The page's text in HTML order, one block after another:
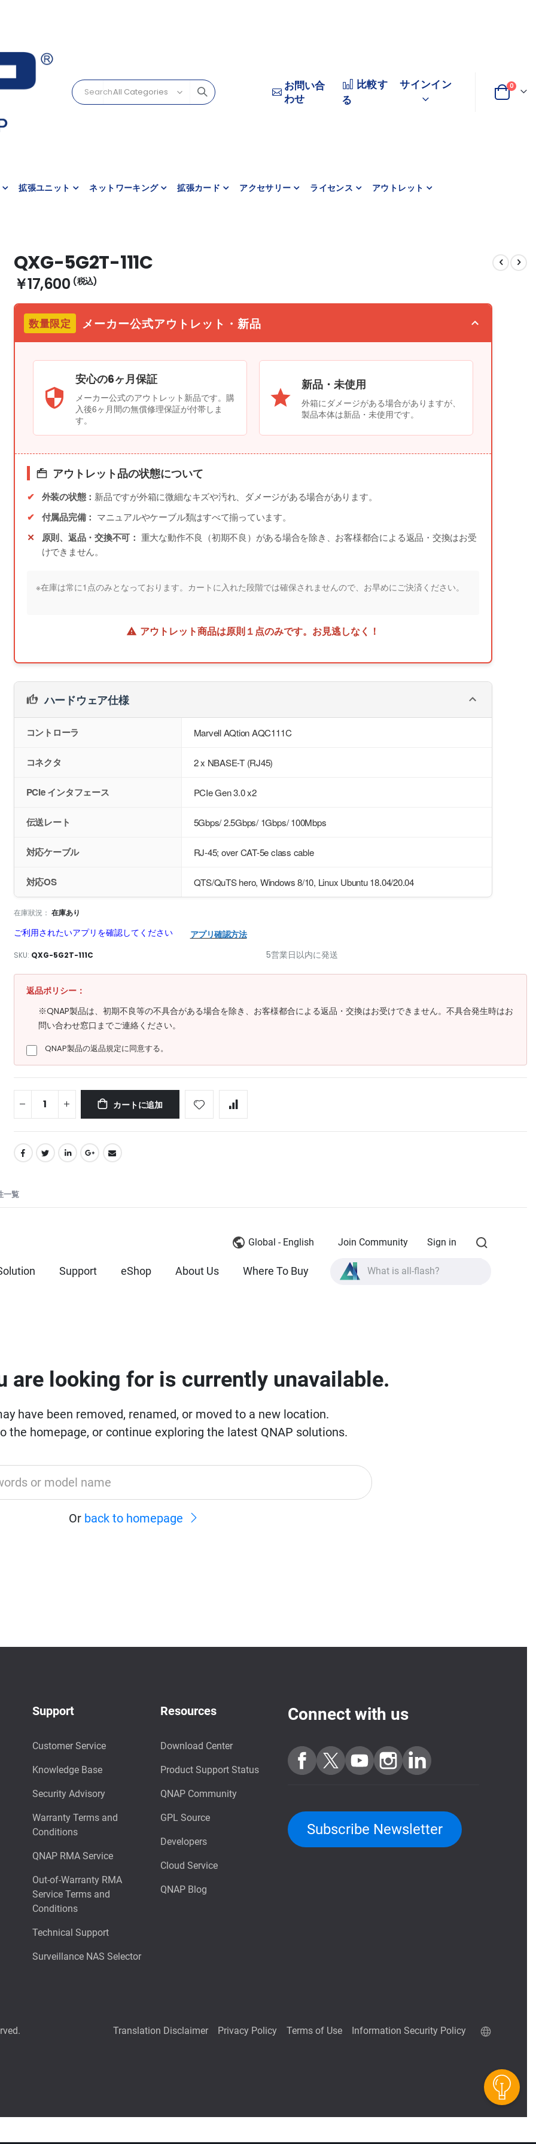
お問い合
わせ
比較す
る
サインイン
変
カート
0
拡張ユニット ネットワーキング 拡張カード アクセサリー ライセンス アウトレット
QXG-5G2T-111C
￥17,600
数量限定 メーカー公式アウトレット・新品
安心の6ヶ月保証
メーカー公式のアウトレット新品です。購
入後6ヶ月間の無償修理保証が付帯しま
す。
新品・未使用
外箱にダメージがある場合がありますが、
製品本体は新品・未使用です。
アウトレット品の状態について
外装の状態： 新品ですが外箱に微細なキズや汚れ、ダメージがある場合があります。
付属品完備： マニュアルやケーブル類はすべて揃っています。
原則、返品・交換不可： 重大な動作不良（初期不良）がある場合を除き、お客様都合による返品・交換はお受
けできません。
※在庫は常に1点のみとなっております。カートに入れた段階では確保されませんので、お早めにご決済ください。
アウトレット商品は原則１点のみです。お見逃しなく！
ハードウェア仕様
コントローラ Marvell AQtion AQC111C
コネクタ 2 x NBASE-T (RJ45)
PCIe インタフェース PCIe Gen 3.0 x2
伝送レート 5Gbps/ 2.5Gbps/ 1Gbps/ 100Mbps
対応ケーブル RJ-45; over CAT-5e class cable
対応OS QTS/QuTS hero, Windows 8/10, Linux Ubuntu 18.04/20.04
在庫狀況： 在庫あり
ご利用されたいアプリを確認してください アプリ確認方法
SKU QXG-5G2T-111C 5営業日以内に発送
返品ポリシー：
※QNAP製品は、初期不良等の不具合がある場合を除き、お客様都合による返品・交換はお受けできません。不具合発生時はお
問い合わせ窓口までご連絡ください。
QNAP製品の返品規定に同意する。
カートに追加
一覧